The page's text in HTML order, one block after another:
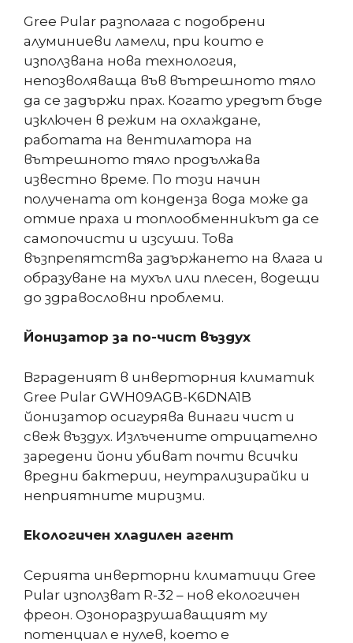
Gree Pular разполага с подобрени
алуминиеви ламели, при които е
използвана нова технология,
непозволяваща във вътрешното тяло
да се задържи прах. Когато уредът бъде
изключен в режим на охлаждане,
работата на вентилатора на
вътрешното тяло продължава
известно време. По този начин
получената от конденза вода може да
отмие праха и топлообменникът да се
самопочисти и изсуши. Това
възпрепятства задържането на влага и
образуване на мухъл или плесен, водещи
до здравословни проблеми.
Йонизатор за по-чист въздух
Вграденият в инверторния климатик
Gree Pular GWH09AGB-K6DNA1B
йонизатор осигурява винаги чист и
свеж въздух. Излъчените отрицателно
заредени йони убиват почти всички
вредни бактерии, неутрализирайки и
неприятните миризми.
Екологичен хладилен агент
Серията инверторни климатици Gree
Pular използват R-32 – нов екологичен
фреон. Озоноразрушаващият му
потенциал е нулев, което е